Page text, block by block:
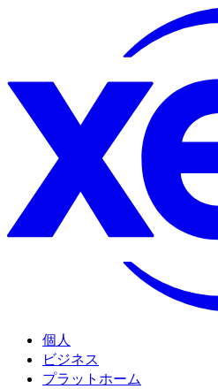
個人
ビジネス
プラットホーム